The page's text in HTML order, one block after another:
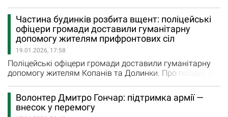
комплектуючі до них. "Обладнання як гуманітарну
допомогу передала Запорізька обласна військова
адміністрація, - інформує прессслужба Укрзалізниці. -
Одна котельня здатна виробляти 1000 кВт теплової
потужності, інша…
Частина будинків розбита вщент: поліцейські
офіцери громади доставили гуманітарну
допомогу жителям прифронтових сіл
19.01.2026, 17:58
Поліцейські офіцери громади доставили гуманітарну
допомогу жителям Копанів та Долинки. Про поїздку в
відділі комунікацій ГУНП в Запорізькій області. "Хліб,
питна вода, крупи – справжній порятунок для людей,
які буквально виживають в обстрілюваних селах. Люті
Волонтер Дмитро Гончар: підтримка армії —
внесок у перемогу